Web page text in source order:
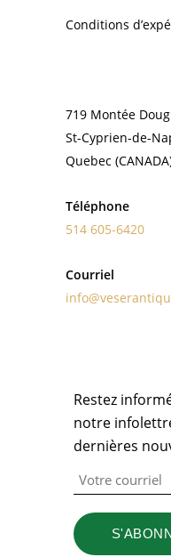
Conditions
719 Montée
St-Cyprien-de-
Quebec
Téléphone
514 605-6420
Courriel
Restez
notre
dernières